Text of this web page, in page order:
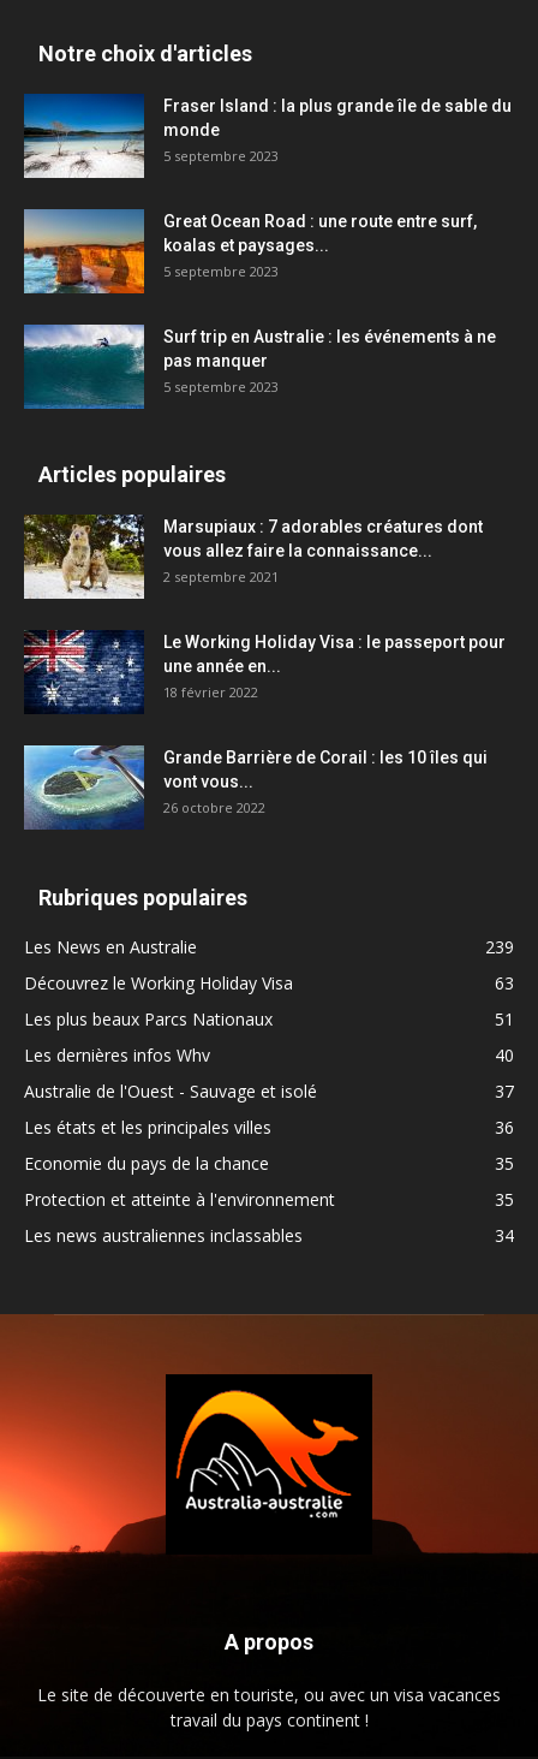
Notre choix d'articles
Fraser Island : la plus grande île de sable du
monde
5 septembre 2023
Great Ocean Road : une route entre surf,
koalas et paysages...
5 septembre 2023
Surf trip en Australie : les événements à ne
pas manquer
5 septembre 2023
Articles populaires
Marsupiaux : 7 adorables créatures dont
vous allez faire la connaissance...
2 septembre 2021
Le Working Holiday Visa : le passeport pour
une année en...
18 février 2022
Grande Barrière de Corail : les 10 îles qui
vont vous...
26 octobre 2022
Rubriques populaires
Les News en Australie
239
Découvrez le Working Holiday Visa
63
Les plus beaux Parcs Nationaux
51
Les dernières infos Whv
40
Australie de l'Ouest - Sauvage et isolé
37
Les états et les principales villes
36
Economie du pays de la chance
35
Protection et atteinte à l'environnement
35
Les news australiennes inclassables
34
A propos
Le site de découverte en touriste, ou avec un visa vacances
travail du pays continent !